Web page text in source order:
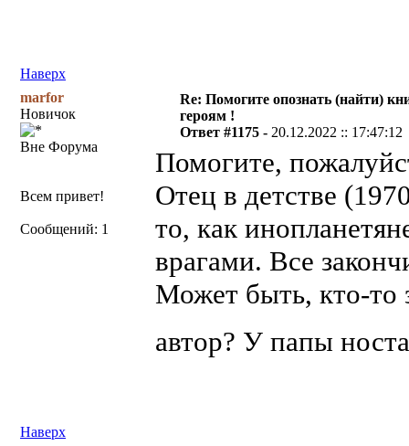
Наверх
marfor
Новичок
Вне Форума
Всем привет!
Сообщений: 1
Re: Помогите опознать (найти)
героям !
Ответ #1175 - 20.12.2022 :: 17:47:12
Помогите,
Отец в детстве
то, как
врагами. Все
Может быть, кто-то
автор? У папы
Наверх